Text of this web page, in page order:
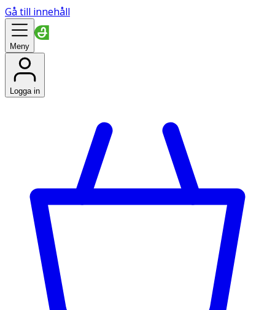
Gå till innehåll
Meny
Logga in